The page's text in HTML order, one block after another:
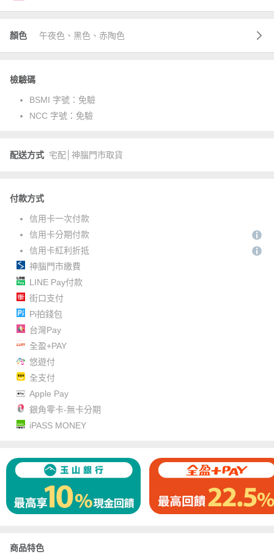
顏色 午夜色、黑色、赤陶色
檢驗碼
BSMI 字號： 免驗
NCC 字號： 免驗
配送方式 宅配│神腦門市取貨
付款方式
信用卡一次付款
信用卡分期付款
信用卡紅利折抵
神腦門市繳費
LINE Pay付款
街口支付
Pi拍錢包
台灣Pay
全盈+PAY
悠遊付
全支付
Apple Pay
銀角零卡-無卡分期
iPASS MONEY
商品特色